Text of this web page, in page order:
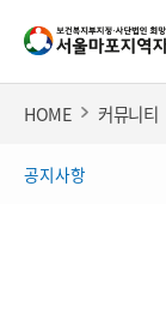
HOME 커뮤니티
공지사항